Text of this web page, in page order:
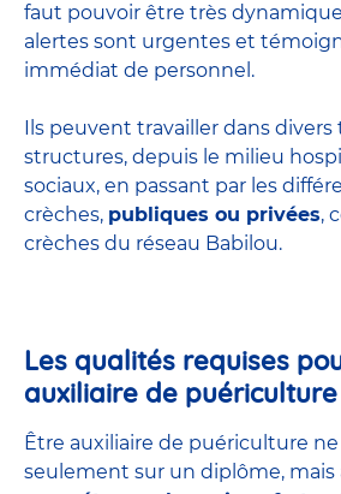
faut pouvoir être très
alertes sont urgentes et
immédiat de personnel.
Ils peuvent travailler dans divers
structures, depuis le milieu
sociaux, en passant par les
crèches, publiques ou privées,
crèches du réseau Babilou.
Les qualités requises
auxiliaire de puériculture
Être auxiliaire de puériculture
seulement sur un diplôme, mais